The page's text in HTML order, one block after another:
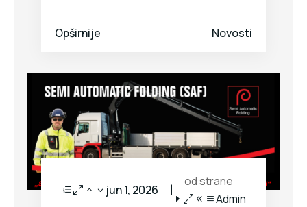
Novosti
Opširnije
od strane
Admin
jun 1, 2026